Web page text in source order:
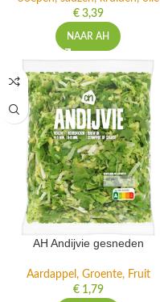
€3,39
NAAR AH
AH Andijvie gesneden
Aardappel, Groente, Fruit
€1,79